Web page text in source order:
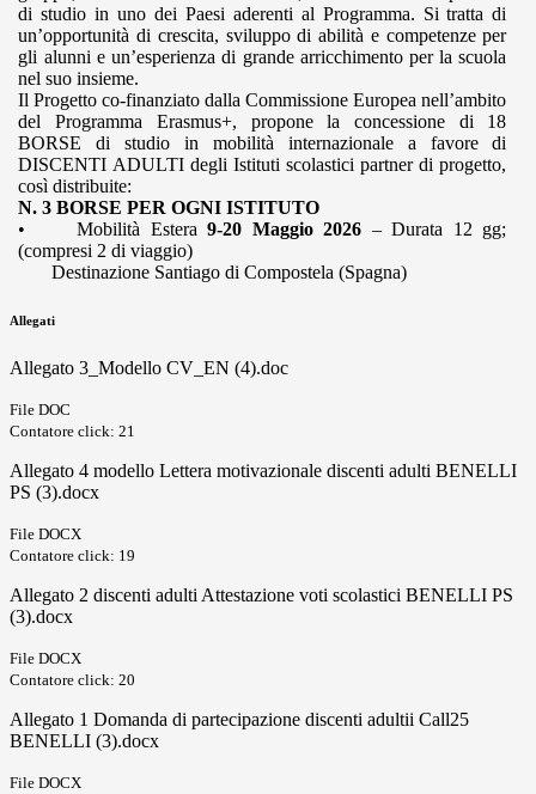
di studio in uno dei Paesi aderenti al Programma. Si tratta di
un’opportunità di crescita, sviluppo di abilità e competenze per
gli alunni e un’esperienza di grande arricchimento per la scuola
nel suo insieme.
Il Progetto co-finanziato dalla Commissione Europea nell’ambito
del Programma Erasmus+, propone la concessione di 18
BORSE di studio in mobilità internazionale a favore di
DISCENTI ADULTI degli Istituti scolastici partner di progetto,
così distribuite:
N. 3 BORSE PER OGNI ISTITUTO
•
Mobilità Estera 9-20 Maggio 2026 – Durata 12 gg;
(compresi 2 di viaggio)
Destinazione Santiago di Compostela (Spagna)
Allegati
Allegato 3_Modello CV_EN (4).doc
File DOC
Contatore click: 21
Allegato 4 modello Lettera motivazionale discenti adulti BENELLI
PS (3).docx
File DOCX
Contatore click: 19
Allegato 2 discenti adulti Attestazione voti scolastici BENELLI PS
(3).docx
File DOCX
Contatore click: 20
Allegato 1 Domanda di partecipazione discenti adultii Call25
BENELLI (3).docx
File DOCX